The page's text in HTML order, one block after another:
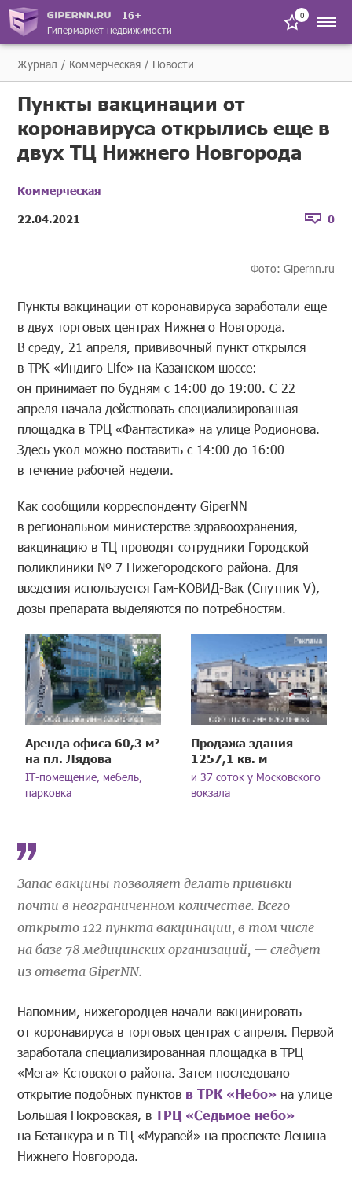
16+
Гипермаркет недвижимости
0
Журнал Коммерческая Новости
Пункты вакцинации от
коронавируса открылись еще в
двух ТЦ Нижнего Новгорода
Коммерческая
22.04.2021
0
Фото: Gipernn.ru
Пункты вакцинации от коронавируса заработали еще
в двух торговых центрах Нижнего Новгорода.
В среду, 21 апреля, прививочный пункт открылся
в ТРК «Индиго Life» на Казанском шоссе:
он принимает по будням с 14:00 до 19:00. С 22
апреля начала действовать специализированная
площадка в ТРЦ «Фантастика» на улице Родионова.
Здесь укол можно поставить с 14:00 до 16:00
в течение рабочей недели.
Как сообщили корреспонденту GiperNN
в региональном министерстве здравоохранения,
вакцинацию в ТЦ проводят сотрудники Городской
поликлиники № 7 Нижегородского района. Для
введения используется Гам-КОВИД-Вак (Спутник V),
дозы препарата выделяются по потребностям.
Аренда офиса 60,3 м²
на пл. Лядова
IT-помещение, мебель,
парковка
Продажа здания
1257,1 кв. м
и 37 соток у Московского
вокзала
Запас вакцины позволяет делать прививки
почти в неограниченном количестве. Всего
открыто 122 пункта вакцинации, в том числе
на базе 78 медицинских организаций, — следует
из ответа GiperNN.
Напомним, нижегородцев начали вакцинировать
от коронавируса в торговых центрах с апреля. Первой
заработала специализированная площадка в ТРЦ
«Мега» Кстовского района. Затем последовало
открытие подобных пунктов в ТРК «Небо» на улице
Большая Покровская, вТРЦ «Седьмое небо»
на Бетанкура и в ТЦ «Муравей» на проспекте Ленина
Нижнего Новгорода.